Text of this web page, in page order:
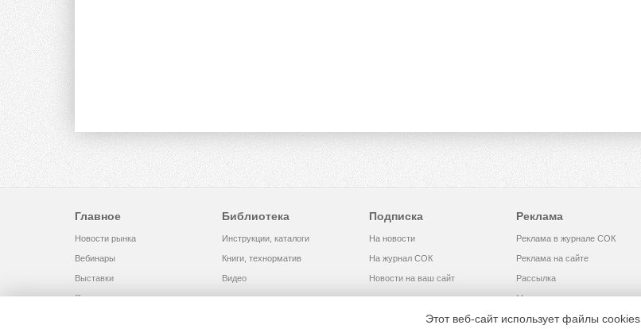
Главное
Новости рынка
Вебинары
Выставки
Помощь
Библиотека
Инструкции, каталоги
Книги, технорматив
Видео
Подписка
На новости
На журнал СОК
Новости на ваш сайт
Реклама
Реклама в журнале СОК
Реклама на сайте
Рассылка
Медиакит
Этот веб-сайт использует файлы cookies.